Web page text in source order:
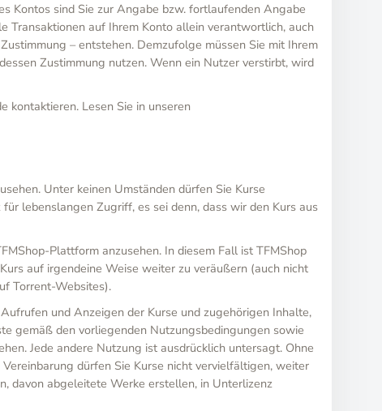
Kontos sind Sie zur Angabe bzw. fortlaufenden Angabe
auf Ihrem Konto allein verantwortlich, auch
– entstehen. Demzufolge müssen Sie mit Ihrem
Zustimmung nutzen. Wenn ein Nutzer verstirbt, wird
kontaktieren. Lesen Sie in unseren
Unter keinen Umständen dürfen Sie Kurse
lebenslangen Zugriff, es sei denn, dass wir den Kurs aus
Plattform anzusehen. In diesem Fall ist TFMShop
auf irgendeine Weise weiter zu veräußern (auch nicht
Torrent-Websites).
und Anzeigen der Kurse und zugehörigen Inhalte,
gemäß den vorliegenden Nutzungsbedingungen sowie
Jede andere Nutzung ist ausdrücklich untersagt. Ohne
dürfen Sie Kurse nicht vervielfältigen, weiter
davon abgeleitete Werke erstellen, in Unterlizenz